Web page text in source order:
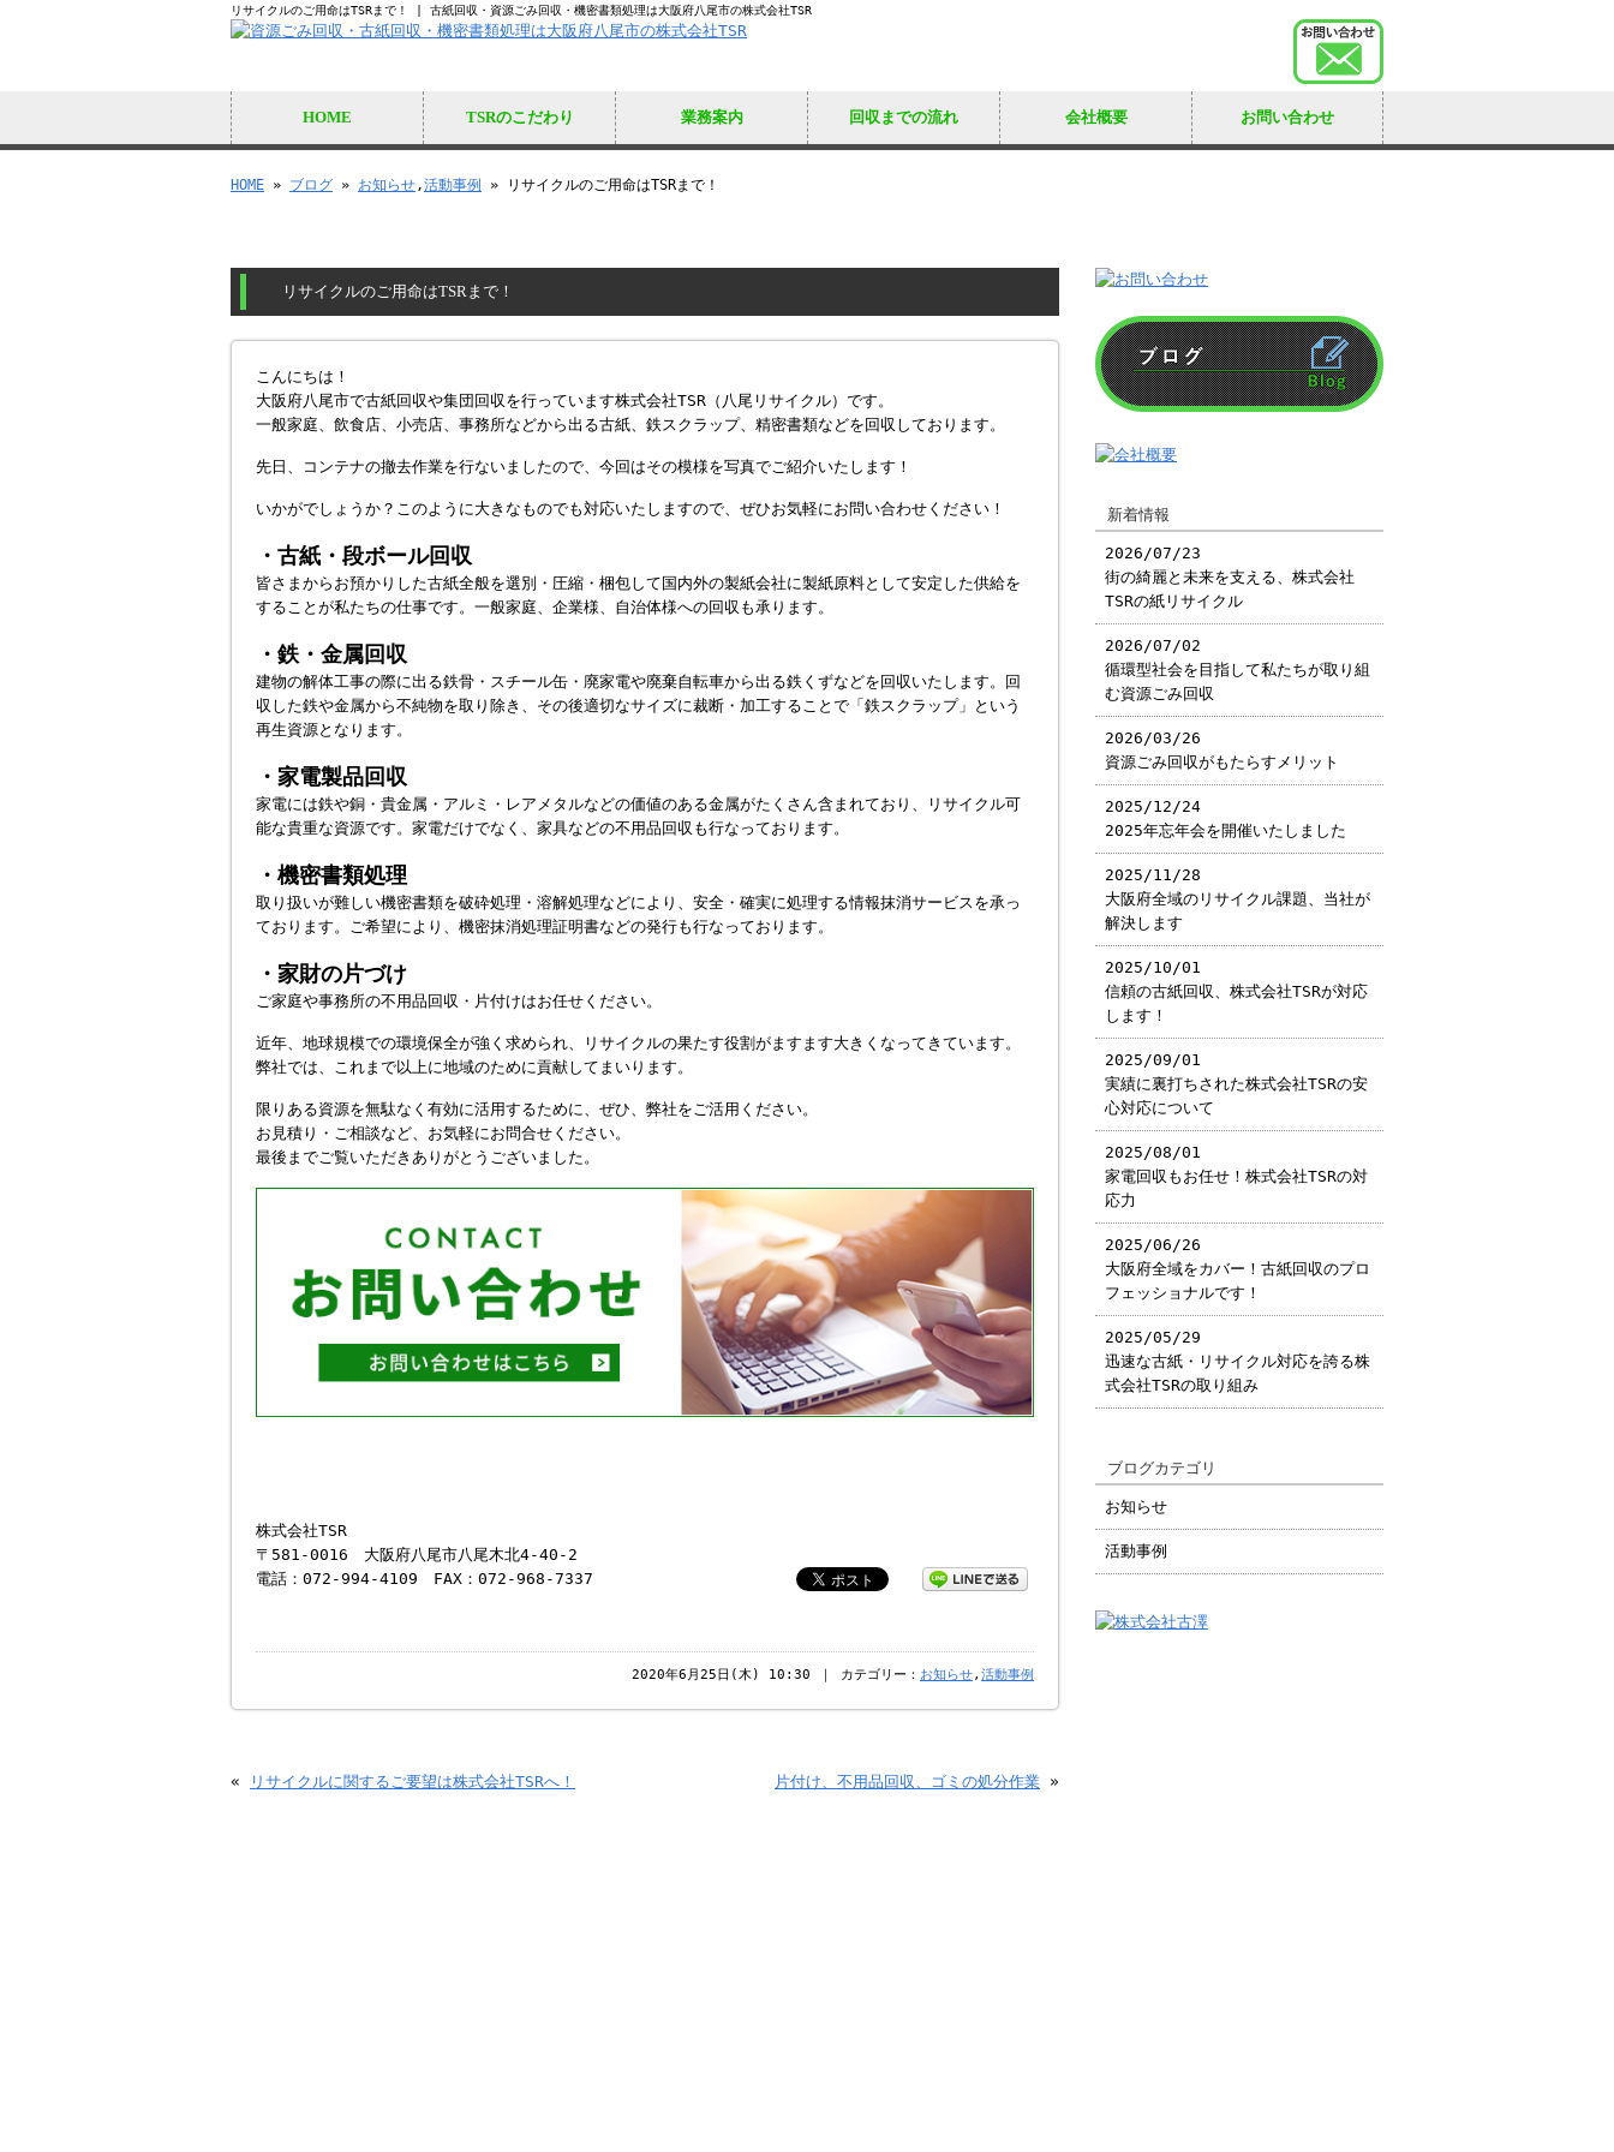
リサイクルのご用命はTSRまで！ | 古紙回収・資源ごみ回収・機密書類処理は大阪府八尾市の株式会社TSR
HOME TSRのこだわり 業務案内 回収までの流れ 会社概要 お問い合わせ
HOME » ブログ » お知らせ,活動事例 » リサイクルのご用命はTSRまで！
リサイクルのご用命はTSRまで！
こんにちは！
大阪府八尾市で古紙回収や集団回収を行っています株式会社TSR（八尾リサイクル）です。
一般家庭、飲食店、小売店、事務所などから出る古紙、鉄スクラップ、精密書類などを回収しております。
先日、コンテナの撤去作業を行ないましたので、今回はその模様を写真でご紹介いたします！
いかがでしょうか？このように大きなものでも対応いたしますので、ぜひお気軽にお問い合わせください！
・古紙・段ボール回収
皆さまからお預かりした古紙全般を選別・圧縮・梱包して国内外の製紙会社に製紙原料として安定した供給を
することが私たちの仕事です。一般家庭、企業様、自治体様への回収も承ります。
・鉄・金属回収
建物の解体工事の際に出る鉄骨・スチール缶・廃家電や廃棄自転車から出る鉄くずなどを回収いたします。回
収した鉄や金属から不純物を取り除き、その後適切なサイズに裁断・加工することで「鉄スクラップ」という
再生資源となります。
・家電製品回収
家電には鉄や銅・貴金属・アルミ・レアメタルなどの価値のある金属がたくさん含まれており、リサイクル可
能な貴重な資源です。家電だけでなく、家具などの不用品回収も行なっております。
・機密書類処理
取り扱いが難しい機密書類を破砕処理・溶解処理などにより、安全・確実に処理する情報抹消サービスを承っ
ております。ご希望により、機密抹消処理証明書などの発行も行なっております。
・家財の片づけ
ご家庭や事務所の不用品回収・片付けはお任せください。
近年、地球規模での環境保全が強く求められ、リサイクルの果たす役割がますます大きくなってきています。
弊社では、これまで以上に地域のために貢献してまいります。
限りある資源を無駄なく有効に活用するために、ぜひ、弊社をご活用ください。
お見積り・ご相談など、お気軽にお問合せください。
最後までご覧いただきありがとうございました。
株式会社TSR
〒581-0016 大阪府八尾市八尾木北4-40-2
電話：072-994-4109 FAX：072-968-7337
2020年6月25日(木) 10:30 ｜ カテゴリー： お知らせ, 活動事例
« リサイクルに関するご要望は株式会社TSRへ！ 片付け、不用品回収、ゴミの処分作業 »
新着情報
2026/07/23
街の綺麗と未来を支える、株式会社
TSRの紙リサイクル
2026/07/02
循環型社会を目指して私たちが取り組
む資源ごみ回収
2026/03/26
資源ごみ回収がもたらすメリット
2025/12/24
2025年忘年会を開催いたしました
2025/11/28
大阪府全域のリサイクル課題、当社が
解決します
2025/10/01
信頼の古紙回収、株式会社TSRが対応
します！
2025/09/01
実績に裏打ちされた株式会社TSRの安
心対応について
2025/08/01
家電回収もお任せ！株式会社TSRの対
応力
2025/06/26
大阪府全域をカバー！古紙回収のプロ
フェッショナルです！
2025/05/29
迅速な古紙・リサイクル対応を誇る株
式会社TSRの取り組み
ブログカテゴリ
お知らせ
活動事例